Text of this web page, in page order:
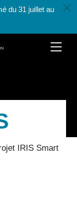
du 31 juillet au
c
IRIS Smart